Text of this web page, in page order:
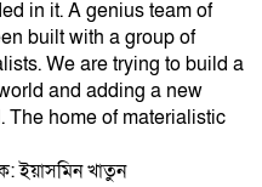
in it. A genius team of
built with a group of
We are trying to build a
and adding a new
The home of materialistic
ইয়াসমিন খাতুন